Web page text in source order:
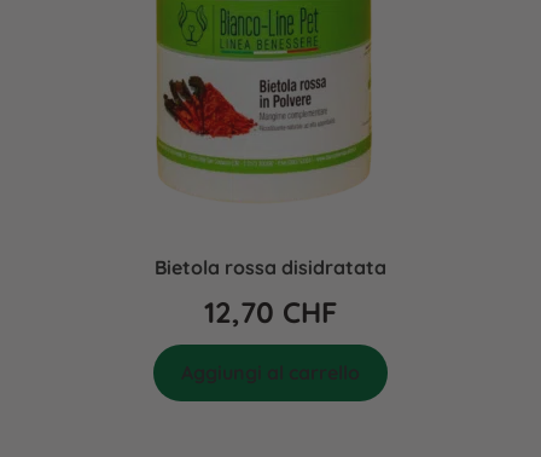
Bietola rossa disidratata
12,70 CHF